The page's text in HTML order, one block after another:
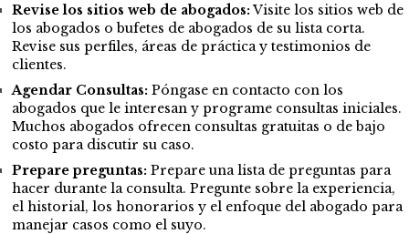
Revise los sitios web de abogados:Visite los sitios web de
los abogados o bufetes de abogados de su lista corta.
Revise sus perfiles, áreas de práctica y testimonios de
clientes.
Agendar Consultas: Póngase en contacto con los
abogados que le interesan y programe consultas iniciales.
Muchos abogados ofrecen consultas gratuitas o de bajo
costo para discutir su caso.
Prepare preguntas: Prepare una lista de preguntas para
hacer durante la consulta. Pregunte sobre la experiencia,
el historial, los honorarios y el enfoque del abogado para
manejar casos como el suyo.